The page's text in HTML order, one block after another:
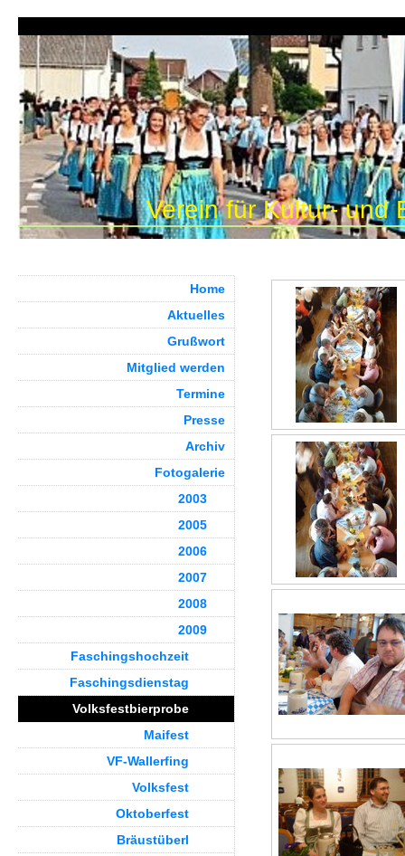
Verein für Kultur- und
Home
Aktuelles
Grußwort
Mitglied werden
Termine
Presse
Archiv
Fotogalerie
2003
2005
2006
2007
2008
2009
Faschingshochzeit
Faschingsdienstag
Volksfestbierprobe
Maifest
VF-Wallerfing
Volksfest
Oktoberfest
Bräustüberl